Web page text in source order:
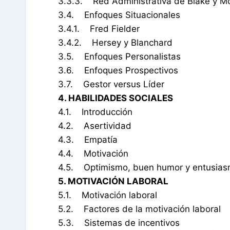
3.4. Enfoques Situacionales
3.4.1. Fred Fielder
3.4.2. Hersey y Blanchard
3.5. Enfoques Personalistas
3.6. Enfoques Prospectivos
3.7. Gestor versus Líder
4. HABILIDADES SOCIALES
4.1. Introducción
4.2. Asertividad
4.3. Empatía
4.4. Motivación
4.5. Optimismo, buen humor y
5. MOTIVACIÓN LABORAL
5.1. Motivación laboral
5.2. Factores de la motivación laboral
5.3. Sistemas de incentivos